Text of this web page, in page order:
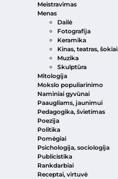
Meistravimas
Menas
Dailė
Fotografija
Keramika
Kinas, teatras, šokiai
Muzika
Skulptūra
Mitologija
Mokslo populiarinimo
Naminiai gyvūnai
Paaugliams, jaunimui
Pedagogika, švietimas
Poezija
Politika
Pomėgiai
Psichologija, sociologija
Publicistika
Rankdarbiai
Receptai, virtuvė